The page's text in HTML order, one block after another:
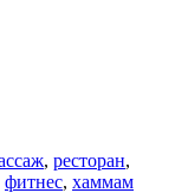
, ресторан,
фитнес, хаммам